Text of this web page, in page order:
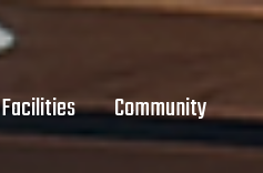
Facilities Community